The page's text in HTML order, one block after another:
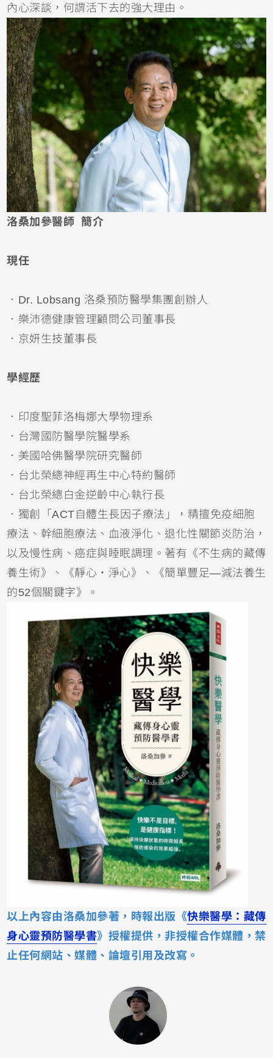
內心深談，何謂活下去的強大理由。
洛桑加參醫師 簡介
現任
．Dr. Lobsang 洛桑預防醫學集團創辦人
． 樂沛德健康管理顧問公司董事長
． 京妍生技董事長
學經歷
． 印度聖菲洛梅娜大學物理系
． 台灣國防醫學院醫學系
． 美國哈佛醫學院研究醫師
． 台北榮總神經再生中心特約醫師
． 台北榮總白金逆齡中心執行長
． 獨創「ACT自體生長因子療法」，精擅免疫細胞
療法、幹細胞療法、血液淨化、退化性關節炎防治，
以及慢性病、癌症與睡眠調理。著有《不生病的藏傳
養生術》、《靜心・淨心》、《簡單豐足—減法養生
的52個關鍵字》。
以上內容由洛桑加參著，時報出版《快樂醫學：藏傳
身心靈預防醫學書》授權提供，非授權合作媒體，禁
止任何網站、媒體、論壇引用及改寫。